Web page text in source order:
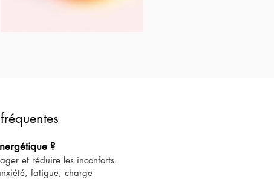
?
et réduire les inconforts.
fatigue, charge